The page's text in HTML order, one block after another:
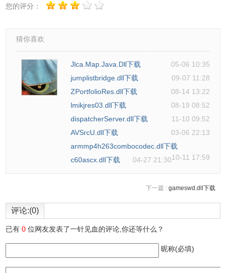
您的评分：
猜你喜欢
Jlca.Map.Java.Dll下载
05-06 10:35
jumplistbridge.dll下载
09-07 11:28
ZPortfolioRes.dll下载
08-14 13:22
lmikjres03.dll下载
08-19 08:52
dispatcherServer.dll下载
11-10 09:52
AVSrcU.dll下载
03-06 22:13
armmp4h263combocodec.dll下载
10-11 17:59
c60ascx.dll下载 04-27 21:30
下一篇 : gameswd.dll下载
评论:(0)
已有0 位网友发表了一针见血的评论,你还等什么？
昵称(必填)